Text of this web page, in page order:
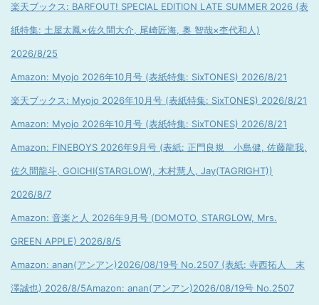
楽天ブックス: BARFOUT! SPECIAL EDITION LATE SUMMER 2026 (表
紙特集: 土屋太鳳×佐久間大介, 尾崎匠海, 奥 智哉×杢代和人)
2026/8/25
Amazon: Myojo 2026年10月号 (表紙特集: SixTONES) 2026/8/21
楽天ブックス: Myojo 2026年10月号 (表紙特集: SixTONES) 2026/8/21
Amazon: Myojo 2026年10月号 (表紙特集: SixTONES) 2026/8/21
Amazon: FINEBOYS 2026年9月号 (表紙: 正門良規 小島健, 佐藤龍我,
佐久間龍斗, GOICHI(STARGLOW), 木村慧人, Jay(TAGRIGHT))
2026/8/7
Amazon: 音楽と人 2026年9月号 (DOMOTO, STARGLOW, Mrs.
GREEN APPLE) 2026/8/5
Amazon: anan(アンアン)2026/08/19号 No.2507 (表紙: 寺西拓人 末
澤誠也) 2026/8/5Amazon: anan(アンアン)2026/08/19号 No.2507